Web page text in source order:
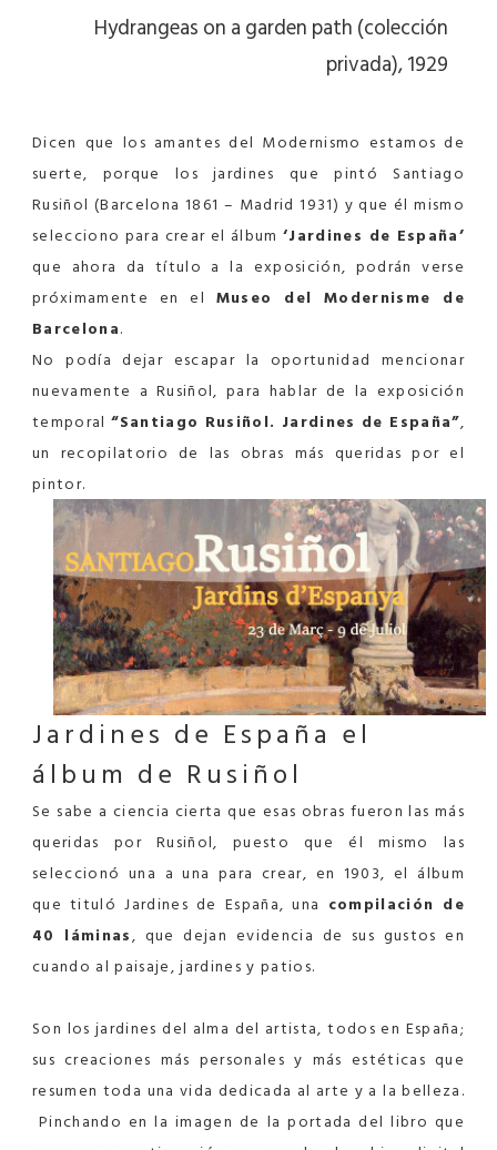
Hydrangeas on a garden path (colección
privada), 1929
Dicen que los amantes del Modernismo estamos de
suerte, porque los jardines que pintó Santiago
Rusiñol (Barcelona 1861 – Madrid 1931) y que él mismo
selecciono para crear el álbum‘Jardines de España’
que ahora da título a la exposición, podrán verse
próximamente en el Museo del Modernisme de
Barcelona.
No podía dejar escapar la oportunidad mencionar
nuevamente a Rusiñol, para hablar de la exposición
temporal“Santiago Rusiñol. Jardines de España”,
un recopilatorio de las obras más queridas por el
pintor.
Jardines de España el
álbum de Rusiñol
Se sabe a ciencia cierta que esas obras fueron las más
queridas por Rusiñol, puesto que él mismo las
seleccionó una a una para crear, en 1903, el álbum
que tituló Jardines de España, una compilación de
40 láminas, que dejan evidencia de sus gustos en
cuando al paisaje, jardines y patios.
Son los jardines del alma del artista, todos en España;
sus creaciones más personales y más estéticas que
resumen toda una vida dedicada al arte y a la belleza.
Pinchando en la imagen de la portada del libro que